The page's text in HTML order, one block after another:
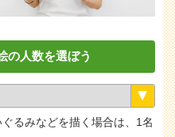
の人数を選ぼう
るみなどを描く場合は、1名